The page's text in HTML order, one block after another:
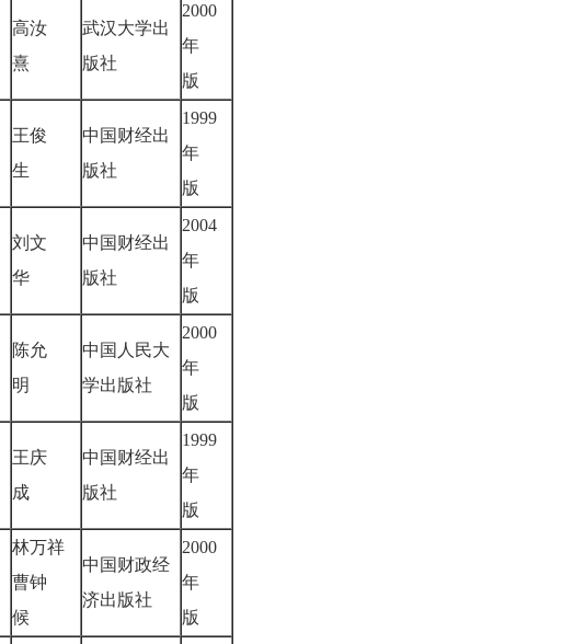
高汝
熹
武汉大学出
版社
2000
年
版
王俊
生
中国财经出
版社
1999
年
版
刘文
华
中国财经出
版社
2004
年
版
陈允
明
中国人民大
学出版社
2000
年
版
王庆
成
中国财经出
版社
1999
年
版
林万祥
曹钟
候
中国财政经
济出版社
2000
年
版